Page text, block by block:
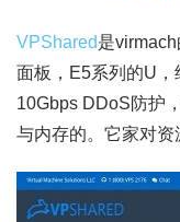
VPShared是
面板，E5系列的U，
10Gbps DDoS防护
与内存的。它家对资